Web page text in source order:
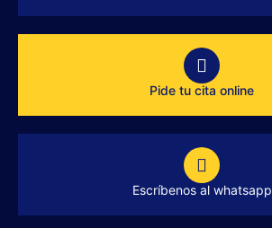
Pide tu cita online
Escríbenos al whatsapp